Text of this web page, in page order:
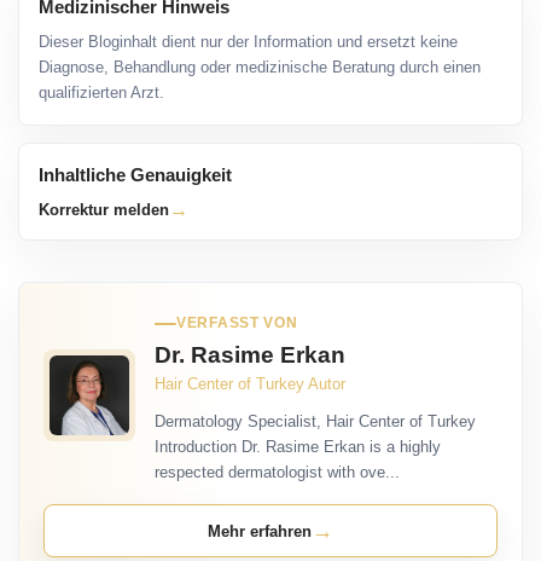
Medizinischer Hinweis
Dieser Bloginhalt dient nur der Information und ersetzt keine
Diagnose, Behandlung oder medizinische Beratung durch einen
qualifizierten Arzt.
Inhaltliche Genauigkeit
Korrektur melden →
VERFASST VON
Dr. Rasime Erkan
Hair Center of Turkey Autor
Dermatology Specialist, Hair Center of Turkey
Introduction Dr. Rasime Erkan is a highly
respected dermatologist with ove...
Mehr erfahren →